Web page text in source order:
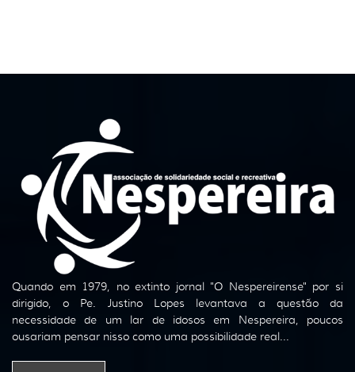
Quando em 1979, no extinto jornal "O Nespereirense" por si
dirigido, o Pe. Justino Lopes levantava a questão da
necessidade de um lar de idosos em Nespereira, poucos
ousariam pensar nisso como uma possibilidade real...